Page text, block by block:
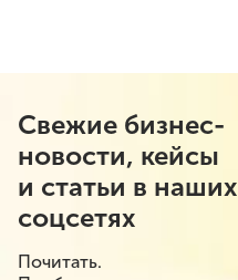
Свежие бизнес-
новости, кейсы
и статьи в наших
соцсетях
Почитать.